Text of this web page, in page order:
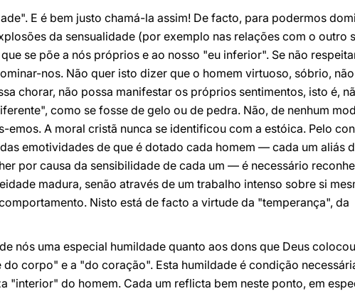
E é bem justo chamá-la assim! De facto, para podermos
da sensualidade (por exemplo nas relações com o outro
se põe a nós próprios e ao nosso "eu inferior". Se não
nos. Não quer isto dizer que o homem virtuoso, sóbrio,
chorar, não possa manifestar os próprios sentimentos, isto é,
como se fosse de gelo ou de pedra. Não, de nenhum
emos. A moral cristã nunca se identificou com a estóica. Pelo
emotividades de que é dotado cada homem — cada um aliás
por causa da sensibilidade de cada um — é necessário
madura, senão através de um trabalho intenso sobre si
Nisto está de facto a virtude da "temperança", da
nós uma especial humildade quanto aos dons que Deus
corpo" e a "do coração". Esta humildade é condição
"interior" do homem. Cada um reflicta bem neste ponto, em